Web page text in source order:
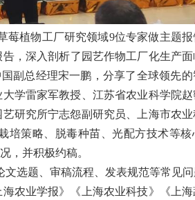
莓植物工厂研究领域9位专家做主题报
， 深入剖析了园艺作物工厂化生产
国副总经理宋一鹏，分享了全球领先的
学雷家军教授、江苏省农业科学院赵
研究所宁志怨副研究员、上海市农
培策略、脱毒种苗、光配方技术等核
，并积极约稿。
文选题、审稿流程、发表规范等常见问
农业学报》《上海农业科技》《上海